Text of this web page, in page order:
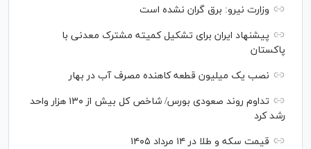
وزارت نیرو: برق گران نشده است
پیشنهاد ایران برای تشکیل کمیته مشترک معدنی با
پاکستان
نصب یک میلیون قطعه کاهنده مصرف آب در بهار
تداوم روند صعودی بورس/ شاخص کل بیش از ۱۳۰ هزار واحد
رشد کرد
قیمت سکه و طلا در ۱۴ مرداد ۱۴۰۵